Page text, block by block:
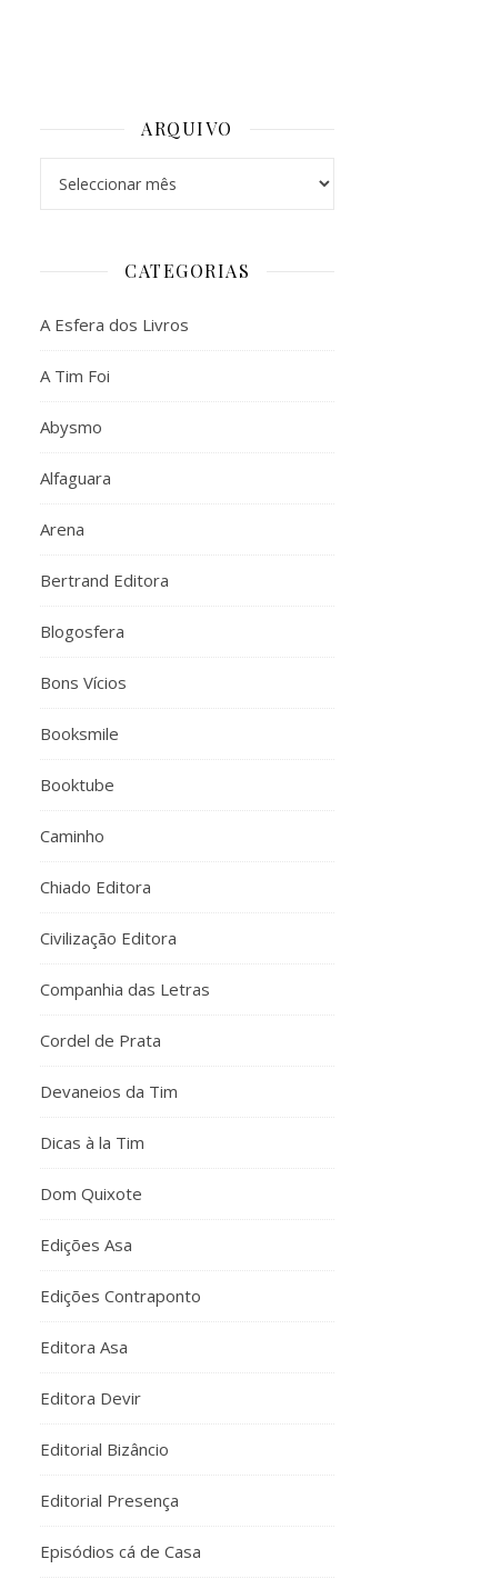
ARQUIVO
CATEGORIAS
A Esfera dos Livros
A Tim Foi
Abysmo
Alfaguara
Arena
Bertrand Editora
Blogosfera
Bons Vícios
Booksmile
Booktube
Caminho
Chiado Editora
Civilização Editora
Companhia das Letras
Cordel de Prata
Devaneios da Tim
Dicas à la Tim
Dom Quixote
Edições Asa
Edições Contraponto
Editora Asa
Editora Devir
Editorial Bizâncio
Editorial Presença
Episódios cá de Casa